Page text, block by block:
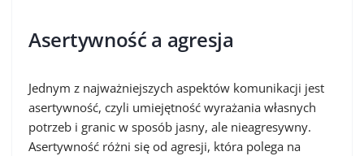
Asertywność a agresja
Jednym z najważniejszych aspektów komunikacji jest
asertywność, czyli umiejętność wyrażania własnych
potrzeb i granic w sposób jasny, ale nieagresywny.
Asertywność różni się od agresji, która polega na